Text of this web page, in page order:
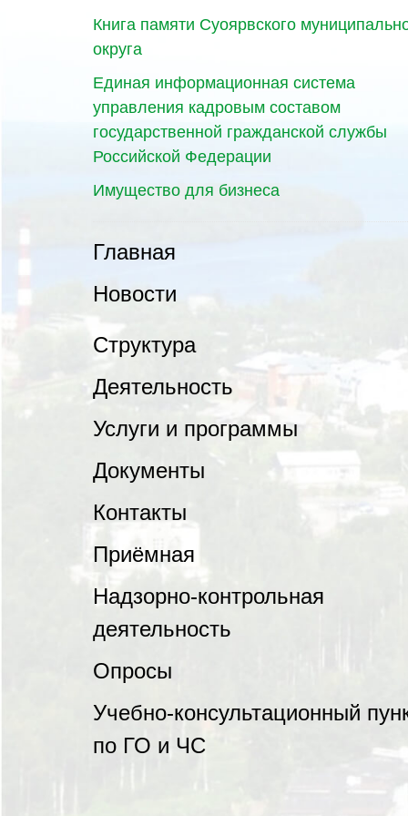
Книга памяти Суоярвского
округа
Единая информационная система
управления кадровым составом
государственной гражданской службы
Российской Федерации
Имущество для бизнеса
Главная
Новости
Структура
Деятельность
Услуги и программы
Документы
Контакты
Приёмная
Надзорно-контрольная
деятельность
Опросы
Учебно-консультационный
по ГО и ЧС